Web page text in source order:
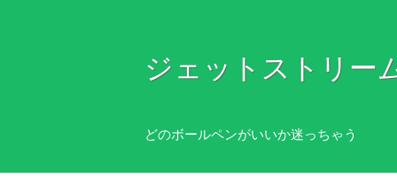
ジェットストリー
どのボールペンがいいか迷っちゃう